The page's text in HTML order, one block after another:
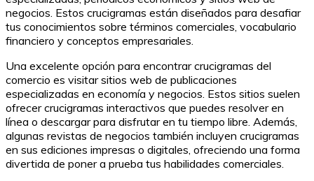
negocios. Estos crucigramas están diseñados para desafiar
tus conocimientos sobre términos comerciales, vocabulario
financiero y conceptos empresariales.
Una excelente opción para encontrar crucigramas del
comercio es visitar sitios web de publicaciones
especializadas en economía y negocios. Estos sitios suelen
ofrecer crucigramas interactivos que puedes resolver en
línea o descargar para disfrutar en tu tiempo libre. Además,
algunas revistas de negocios también incluyen crucigramas
en sus ediciones impresas o digitales, ofreciendo una forma
divertida de poner a prueba tus habilidades comerciales.